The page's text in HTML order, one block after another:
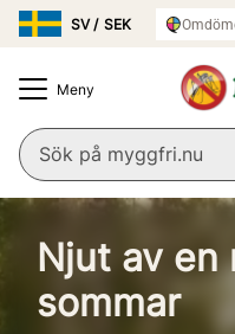
Njut av en
sommar